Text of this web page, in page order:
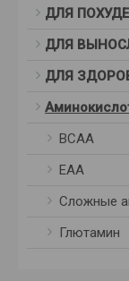
ДЛЯ
ДЛЯ
ДЛЯ
BCAA
ЕАА
Сложные
Глютамин